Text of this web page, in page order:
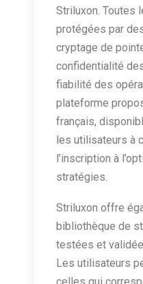
Striluxon. Toutes
protégées par
cryptage de
confidentialité
fiabilité des
plateforme
français,
les utilisateurs à
l’inscription à
stratégies.
Striluxon offre
bibliothèque de
testées et
Les utilisateurs